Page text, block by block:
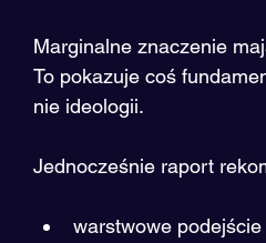
Marginalne znaczenie
To pokazuje coś
nie ideologii.
Jednocześnie raport
warstwowe